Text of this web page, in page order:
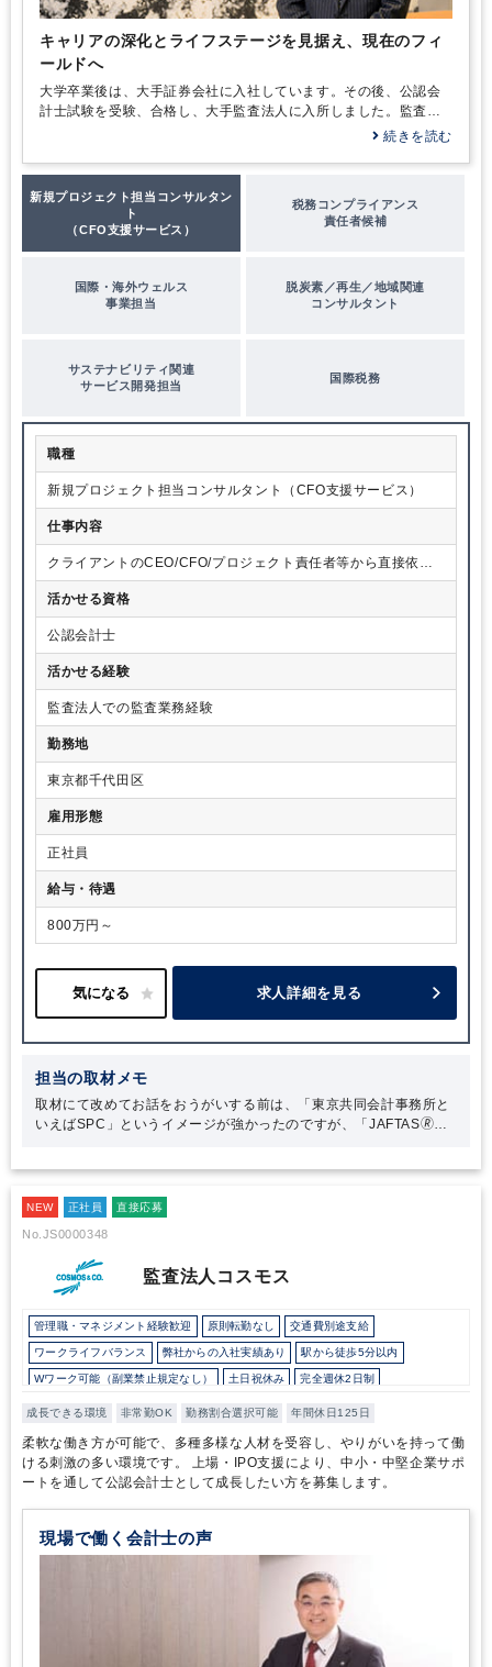
キャリアの深化とライフステージを見据え、現在のフィ
ールドへ
大学卒業後は、大手証券会社に入社しています。その後、公認会
計士試験を受験、合格し、大手監査法人に入所しました。監査法
人では主に、金融インダストリーグループに席を置き、アセット
投資信託等、ファンドの基礎を学びました。監査IT化プロジェク
トにも参加し、ITを利用したファンド監査の自動化ツールの開発
および運用業務も経験しています。
続きを読む
新規プロジェクト担当コンサルタン
ト
（CFO支援サービス）
税務コンプライアンス
責任者候補
国際・海外ウェルス
事業担当
脱炭素／再生／地域関連
コンサルタント
サステナビリティ関連
サービス開発担当
国際税務
職種
新規プロジェクト担当コンサルタント（CFO支援サービス）
仕事内容
クライアントのCEO/CFO/プロジェクト責任者等から直接依頼
を受け、クライアントの新規部署の立ち上げ支援、プロジェク
トのPMO機能を担い、会計税務スキルを起点にクライアントの
ビジネス開発をサポートしていきます。
活かせる資格
公認会計士
活かせる経験
監査法人での監査業務経験
勤務地
東京都千代田区
雇用形態
正社員
給与・待遇
800万円～
求人詳細を見る
担当の取材メモ
取材にて改めてお話をおうがいする前は、「東京共同会計事務所と
いえばSPC」というイメージが強かったのですが、「JAFTAS🄬」
はもちろん、日本を支えていると言っても過言ではないと思いま
NEW 正社員 直接応募
No.JS0000348
監査法人コスモス
管理職・マネジメント経験歓迎 原則転勤なし 交通費別途支給
ワークライフバランス 弊社からの入社実績あり 駅から徒歩5分以内
Wワーク可能（副業禁止規定なし） 土日祝休み 完全週休2日制
年間休日120日以上 独自サービス
成長できる環境 非常勤OK 勤務割合選択可能 年間休日125日
柔軟な働き方が可能で、多種多様な人材を受容し、やりがいを持って働
ける刺激の多い環境です。 上場・IPO支援により、中小・中堅企業サポ
ートを通して公認会計士として成長したい方を募集します。
現場で働く会計士の声